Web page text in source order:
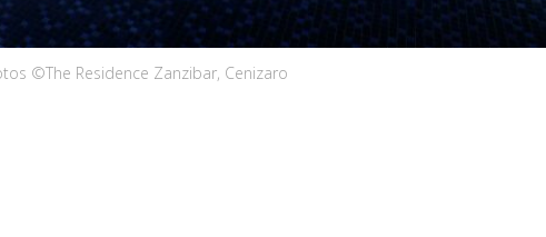
©The Residence Zanzibar, Cenizaro